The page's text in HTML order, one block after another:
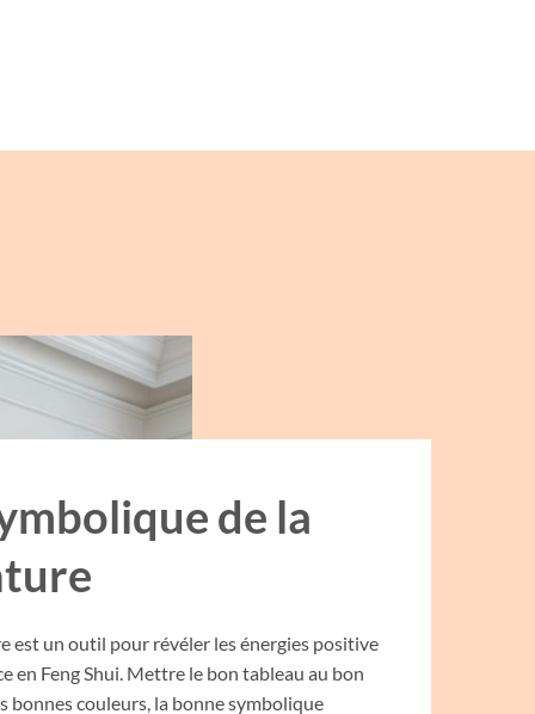
de la
est un outil pour révéler les énergies positive
en Feng Shui. Mettre le bon tableau au bon
bonnes couleurs, la bonne symbolique